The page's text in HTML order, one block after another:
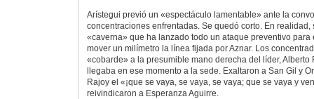
Arístegui previó un «espectáculo lamentable» ante la
concentraciones enfrentadas. Se quedó corto. En
«caverna» que ha lanzado todo un ataque preventivo para
mover un milímetro la línea fijada por Aznar. Los
«cobarde» a la presumible mano derecha del líder, Alberto
llegaba en ese momento a la sede. Exaltaron a San Gil y
Rajoy el «¡que se vaya, se vaya, se vaya; que se vaya y
reivindicaron a Esperanza Aguirre.